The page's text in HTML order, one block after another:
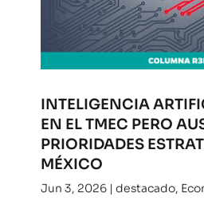
INTELIGENCIA
EN EL TMEC PERO
PRIORIDADES
MÉXICO
Jun 3, 2026| destacado,